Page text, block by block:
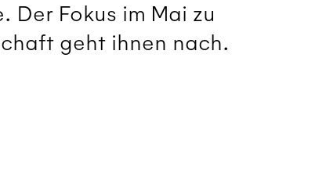
Der Fokus im Mai zu
geht ihnen nach.